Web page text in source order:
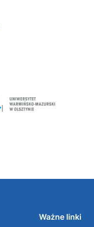
Ważne linki